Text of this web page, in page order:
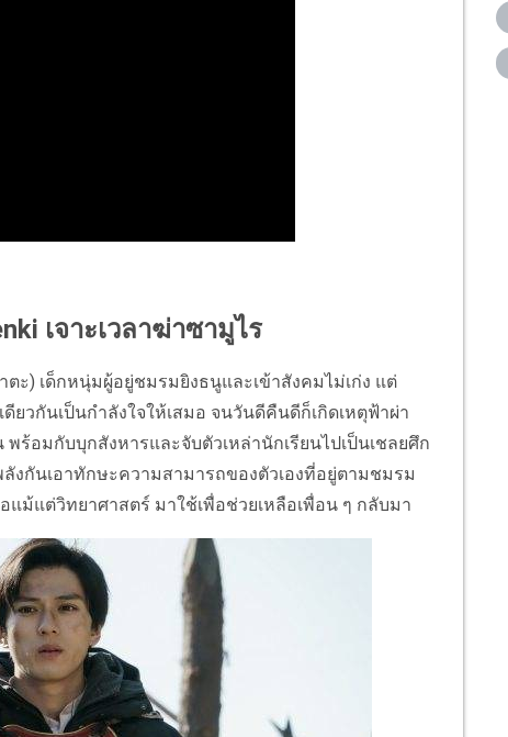
เจาะเวลาฆ่าซามูไร
ะ) เด็กหนุ่มผู้อยู่ชมรมยิงธนูและเข้าสังคมไม่เก่ง แต่
ยวกันเป็นกำลังใจให้เสมอ จนวันดีคืนดีก็เกิดเหตุฟ้าผ่า
ร้อมกับบุกสังหารและจับตัวเหล่านักเรียนไปเป็นเชลยศึก
งกันเอาทักษะความสามารถของตัวเองที่อยู่ตามชมรม
แม้แต่วิทยาศาสตร์ มาใช้เพื่อช่วยเหลือเพื่อน ๆ กลับมา